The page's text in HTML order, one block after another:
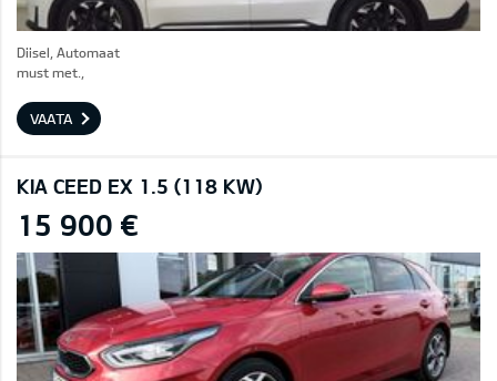
Diisel, Automaat
must met.,
VAATA
KIA CEED EX 1.5 (118 KW)
15 900 €